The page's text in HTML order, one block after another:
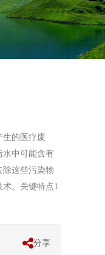
生的医疗废
水中可能含有
除这些污染物
。关键特点1.
分享